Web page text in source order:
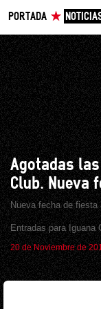
PORTADA
Agotadas
Club. Nueva
Nueva fecha de fiesta
Entradas para Iguana
20 de Noviembre de